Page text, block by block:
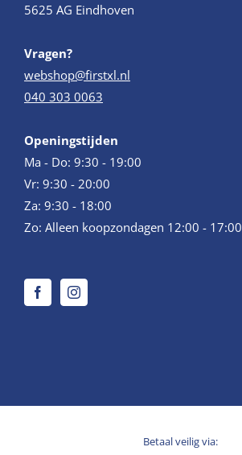
5625 AG Eindhoven
Vragen?
webshop@firstxl.nl
040 303 0063
Openingstijden
Ma - Do: 9:30 - 19:00
Vr: 9:30 - 20:00
Za: 9:30 - 18:00
Zo: Alleen koopzondagen 12:00 - 17:00
Betaal veilig via: